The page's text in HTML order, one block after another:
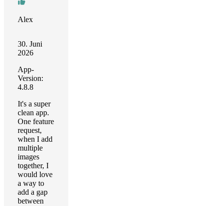
Alex
30. Juni
2026
App-
Version:
4.8.8
It's a super
clean app.
One feature
request,
when I add
multiple
images
together, I
would love
a way to
add a gap
between